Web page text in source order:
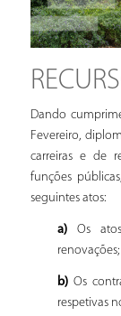
Dando
Fevereiro,
carreiras e de
funções
seguintes atos:
a)Os atos
renovações;
b)Os
respetivas